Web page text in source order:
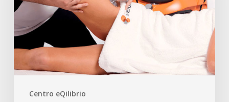
Centro eQilibrio